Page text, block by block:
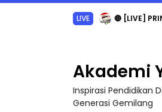
LIVE 🔴 [LIVE]
Akademi
Inspirasi Pendidikan
Generasi Gemilang